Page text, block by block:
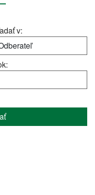
v: